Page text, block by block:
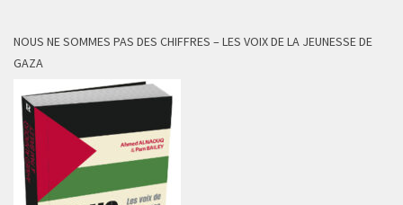
NOUS NE SOMMES PAS DES CHIFFRES – LES VOIX DE LA JEUNESSE DE
GAZA